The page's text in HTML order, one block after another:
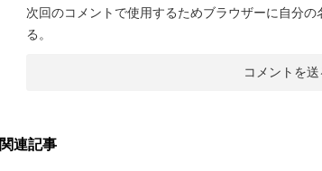
次回のコメントで使用するためブラウザーに自分
る。
関連記事